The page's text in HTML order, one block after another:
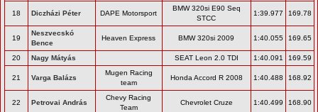
18 Diczházi Péter DAPE Motorsport
BMW 320si E90 Seq
STCC
1:39.977 169.78
19
Neszvecskó
Bence
Heaven Express BMW 320si 2009 1:40.055 169.65
20 Nagy Mátyás SEAT Leon 2.0 TDI 1:40.091 169.59
21 Varga Balázs
Mugen Racing
team
Honda Accord R 2008 1:40.488 168.92
22 Petrovai András
Chevy Racing
Team
Chevrolet Cruze 1:40.499 168.90